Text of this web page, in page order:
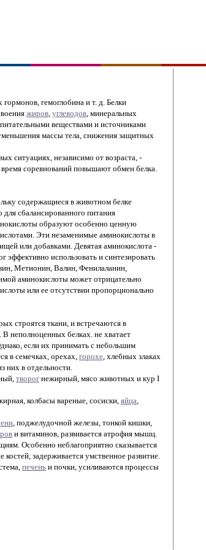
гемоглобина и т. д. Белки
жиров, углеводов, минеральных
веществами и источниками
массы тела, снижения защитных
ситуациях, независимо от возраста, -
время соревнований повышают обмен белка.
содержащиеся в животном белке
сбалансированного питания
образуют особенно ценную
Эти незаменимые аминокислоты в
или добавками. Девятая аминокислота -
эффективно использовать и синтезировать
Метионин, Валин, Фенилаланин,
аминокислоты может отрицательно
или ее отсутствии пропорционально
строятся ткани, и встречаются в
В неполноценных белках. не хватает
если их принимать с небольшим
в семечках, орехах, горохе, хлебных злаках
них в отдельности.
творог нежирный, мясо животных и кур I
колбасы вареные, сосиски, яйца,
, поджелудочной железы, тонкой кишки,
и витаминов, развивается атрофия мышц.
Особенно неблагоприятно сказывается
задерживается умственное развитие.
печень и почки, усиливаются процессы